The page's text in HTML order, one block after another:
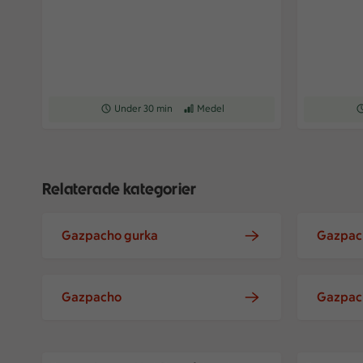
Receptet tar Under 30 min att tillaga
Under 30 min Receptet har Medel svårighetsgrad
Medel
Relaterade kategorier
Gazpacho gurka
Gazpacho